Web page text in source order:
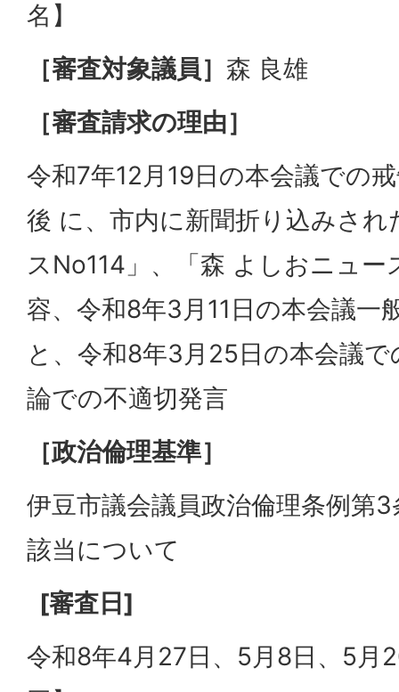
名】
［審査対象議員］ 森 良雄
［審査請求の理由］
令和7年12月19日の本会議での
後 に、市内に新聞折り込みさ
スNo114」、「森 よしおニュー
容、令和8年3月11日の本会議一
と、令和8年3月25日の本会議
論での不適切発言
［政治倫理基準］
伊豆市議会議員政治倫理条例第
該当について
[審査日]
令和8年4月27日、5月8日、5月